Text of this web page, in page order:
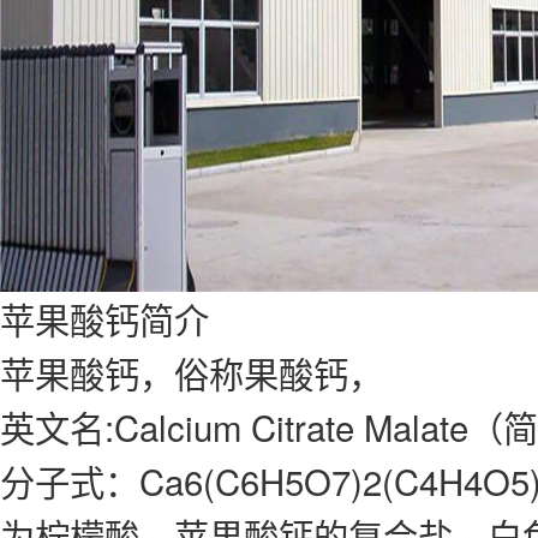
苹果酸钙简介
苹果酸钙，俗称果酸钙，
英文名:Calcium Citrate Malate（
分子式：